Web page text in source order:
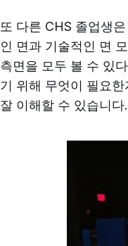
또 다른 CHS 졸업생
인 면과 기술적인 면
측면을 모두 볼 수 있
기 위해 무엇이 필요
잘 이해할 수 있습니다